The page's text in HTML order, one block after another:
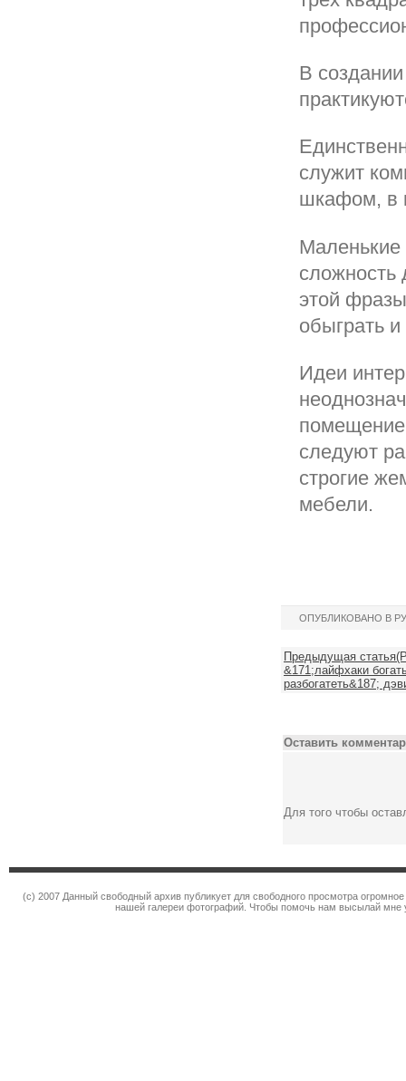
В
служит
шкафом, в
сложность
этой
обыграть
Идеи
помещение
следуют
строгие
мебели.
ОПУБЛИКОВАНО В
Предыдущая
&171;лайфхаки
разбогатеть&187;
Оставить
Для того чтобы
(c) 2007 Данный свободный архив публикует для свободного просмотра
нашей галереи фотографий. Чтобы помочь нам высылай мне